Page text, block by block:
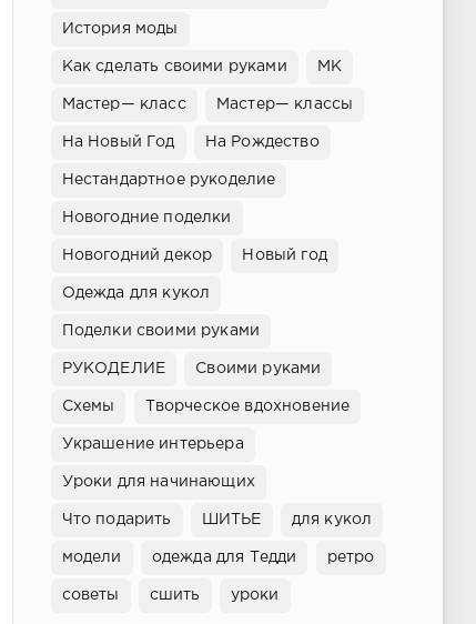
История моды
Как сделать своими руками МК
Мастер— класс Мастер— классы
На Новый Год На Рождество
Нестандартное рукоделие
Новогодние поделки
Новогодний декор Новый год
Одежда для кукол
Поделки своими руками
РУКОДЕЛИЕ Своими руками
Схемы Творческое вдохновение
Украшение интерьера
Уроки для начинающих
Что подарить ШИТЬЕ для кукол
модели одежда для Тедди ретро
советы сшить уроки